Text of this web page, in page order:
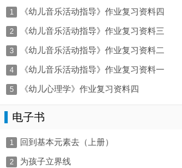
1
《幼儿音乐活动指导》作业复习资料四
2
《幼儿音乐活动指导》作业复习资料三
3
《幼儿音乐活动指导》作业复习资料二
4
《幼儿音乐活动指导》作业复习资料一
5 《幼儿心理学》作业复习资料四
电子书
1
回到基本元素去（上册）
2
为孩子立界线